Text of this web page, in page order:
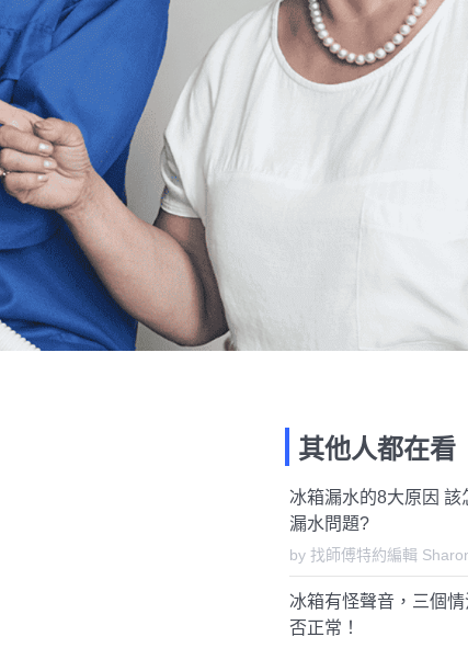
其他人都在看
冰箱漏水的8大原因 該
漏水問題?
by 找師傅特約編輯
冰箱有怪聲音，三個
否正常！